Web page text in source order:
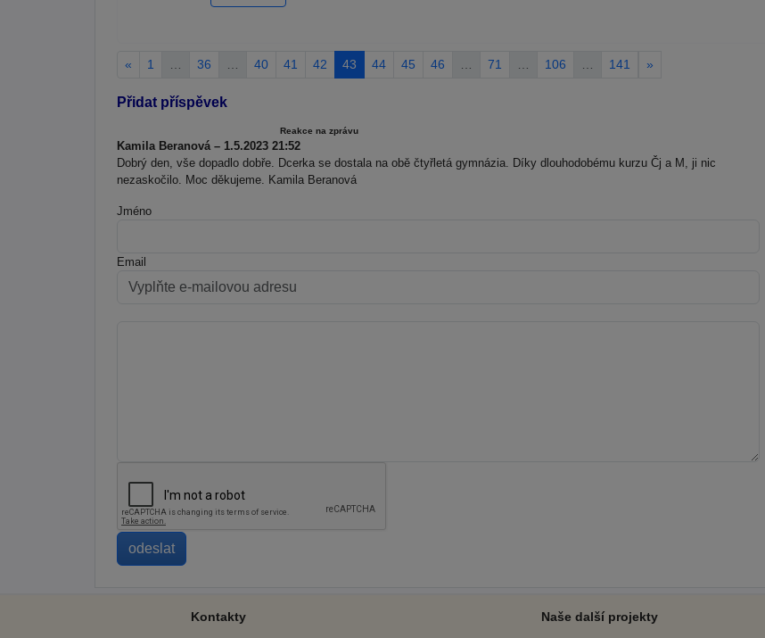
« 1 36 40 41 42 43 44 45 46 71 106 141 »
Přidat příspěvek
Reakce na zprávu
Kamila Beranová – 1.5.2023 21:52
Dobrý den, vše dopadlo dobře. Dcerka se dostala na obě čtyřletá gymnázia. Díky dlouhodobému kurzu Čj a M, ji nic
nezaskočilo. Moc děkujeme. Kamila Beranová
Jméno
Email
Kontakty Naše další projekty